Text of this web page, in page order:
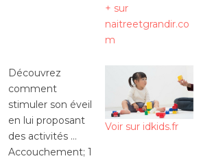
+ sur
naitreetgrandir.co
m
Découvrez
comment
stimuler son éveil
en lui proposant
des activités …
Accouchement; 1
Voir sur idkids.fr